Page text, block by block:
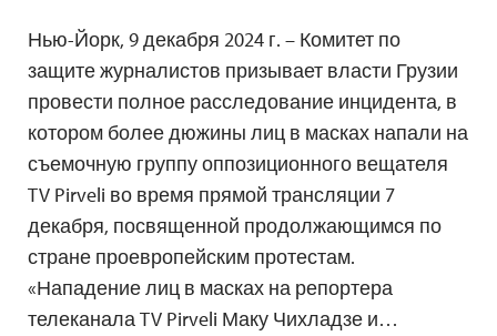
Нью-Йорк, 9 декабря 2024 г. – Комитет по
защите журналистов призывает власти Грузии
провести полное расследование инцидента, в
котором более дюжины лиц в масках напали на
съемочную группу оппозиционного вещателя
TV Pirveli во время прямой трансляции 7
декабря, посвященной продолжающимся по
стране проевропейским протестам.
«Нападение лиц в масках на репортера
телеканала TV Pirveli Маку Чихладзе и…